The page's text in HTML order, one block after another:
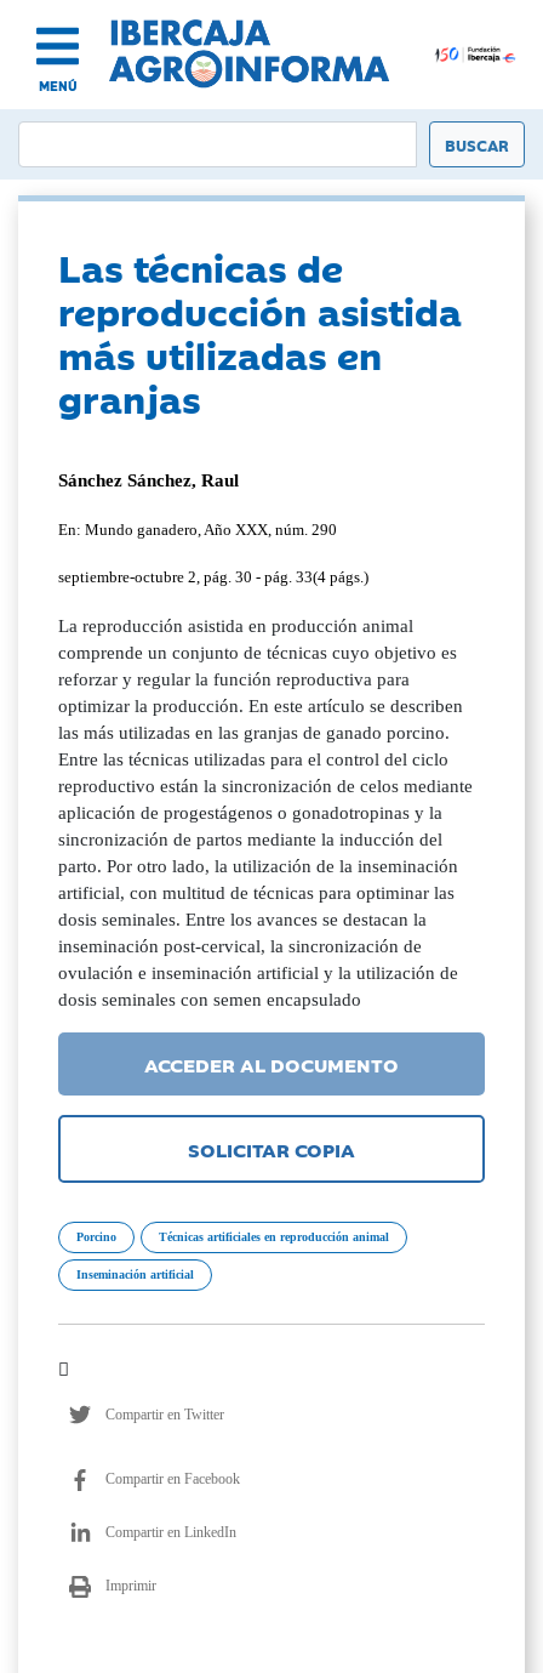
MENÚ
Las técnicas de
reproducción asistida
más utilizadas en
granjas
Sánchez Sánchez, Raul
En: Mundo ganadero, Año XXX, núm. 290
septiembre-octubre 2, pág. 30 - pág. 33(4 págs.)
La reproducción asistida en producción animal
comprende un conjunto de técnicas cuyo objetivo es
reforzar y regular la función reproductiva para
optimizar la producción. En este artículo se describen
las más utilizadas en las granjas de ganado porcino.
Entre las técnicas utilizadas para el control del ciclo
reproductivo están la sincronización de celos mediante
aplicación de progestágenos o gonadotropinas y la
sincronización de partos mediante la inducción del
parto. Por otro lado, la utilización de la inseminación
artificial, con multitud de técnicas para optiminar las
dosis seminales. Entre los avances se destacan la
inseminación post-cervical, la sincronización de
ovulación e inseminación artificial y la utilización de
dosis seminales con semen encapsulado
ACCEDER AL DOCUMENTO
SOLICITAR COPIA
Porcino Técnicas artificiales en reproducción animal
Inseminación artificial
Compartir en Twitter
Compartir en Facebook
Compartir en LinkedIn
Imprimir